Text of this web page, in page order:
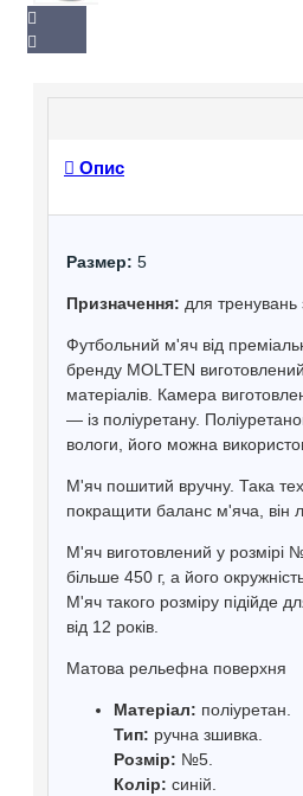
Опис
Размер: 5
Призначення: для тренувань
Футбольний м'яч від
бренду MOLTEN
матеріалів. Камера
— із поліуретану.
вологи, його можна
М'яч пошитий вручну. Така
покращити баланс м'яча, він
М'яч виготовлений у розмірі
більше 450 г, а його
М'яч такого розміру підійде
від 12 років.
Матова рельефна поверхня
Матеріал: поліуретан.
Тип: ручна зшивка.
Розмір: №5.
Колір: синій.